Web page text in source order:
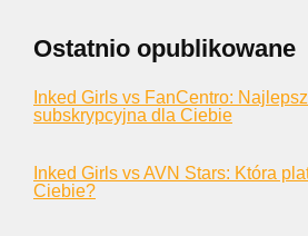
Ostatnio opublikowane
Inked Girls vs FanCentro:
subskrypcyjna dla Ciebie
Inked Girls vs AVN Stars: Która
Ciebie?